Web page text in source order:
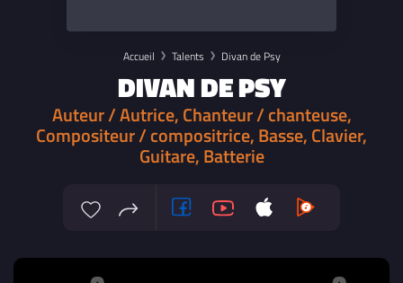
Accueil Talents Divan de Psy
DIVAN DE PSY
Auteur / Autrice, Chanteur / chanteuse,
Compositeur / compositrice, Basse, Clavier,
Guitare, Batterie